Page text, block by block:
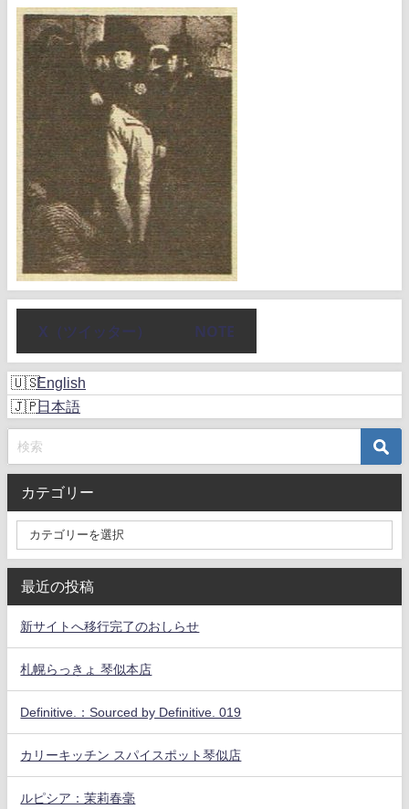
X（ツイッター） NOTE
English
日本語
カテゴリー
最近の投稿
新サイトへ移行完了のおしらせ
札幌らっきょ 琴似本店
Definitive.：Sourced by Definitive. 019
カリーキッチン スパイスポット琴似店
ルピシア：茉莉春毫